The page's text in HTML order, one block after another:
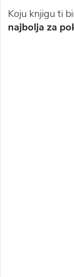
Koju knjigu ti
najbolja za